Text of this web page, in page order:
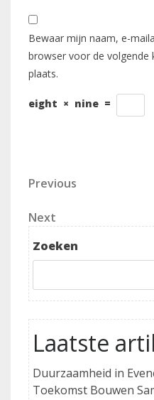
Bewaar mijn naam, e-
browser voor de volgende
plaats.
eight × nine =
Previous
Previous
Next
Post
Next
Zoeken
Laatste
Duurzaamheid in
Toekomst Bouwen